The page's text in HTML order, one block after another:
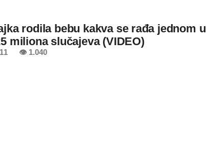
rodila bebu kakva se rađa jednom u
miliona slučajeva (VIDEO)
11 👁 1.040